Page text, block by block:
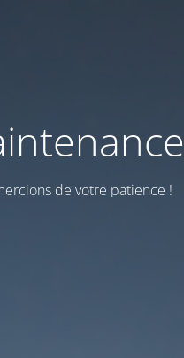
de votre patience !